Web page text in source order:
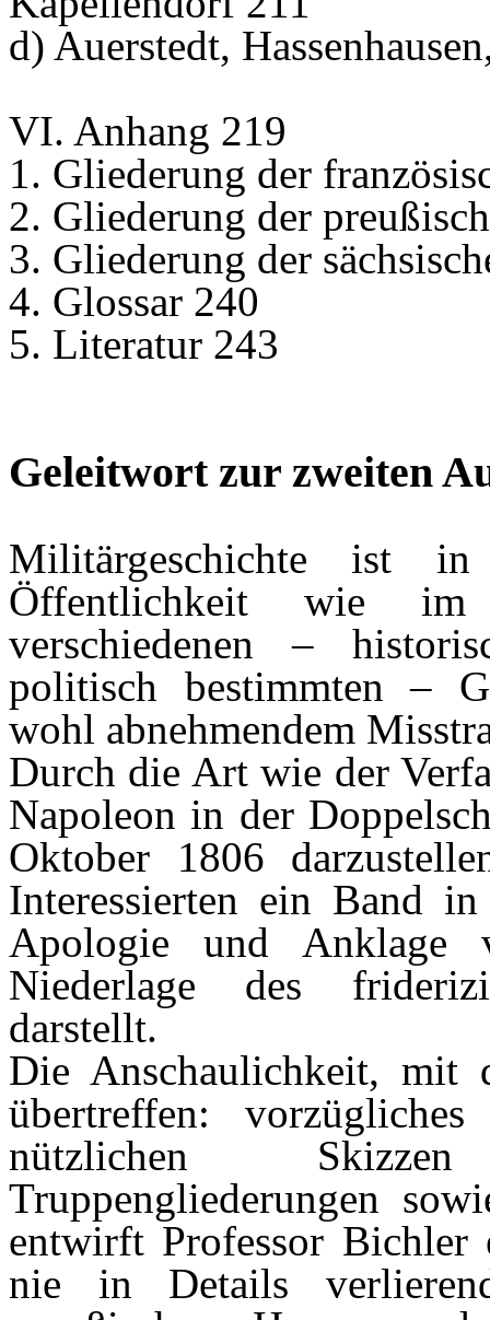
d) Auerstedt,
VI. Anhang 219
1. Gliederung der
2. Gliederung der
3. Gliederung der
4. Glossar 240
5. Literatur 243
Geleitwort zur zweiten
Militärgeschichte ist
Öffentlichkeit wie im
verschiedenen –
politisch bestimmten –
wohl abnehmendem
Durch die Art wie der
Napoleon in der
Oktober 1806
Interessierten ein Band
Apologie und Anklage
Niederlage des
darstellt.
Die Anschaulichkeit, mit
übertreffen:
nützlichen
Truppengliederungen
entwirft Professor Bichler
nie in Details